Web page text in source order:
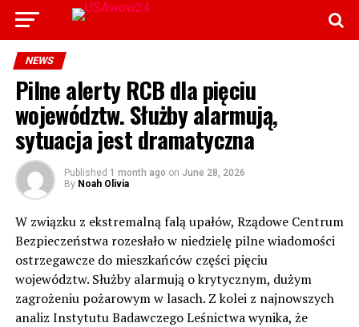
NEWS
Pilne alerty RCB dla pięciu
województw. Służby alarmują,
sytuacja jest dramatyczna
Published 1 month ago on June 28, 2026
By Noah Olivia
W związku z ekstremalną falą upałów, Rządowe Centrum
Bezpieczeństwa rozesłało w niedzielę pilne wiadomości
ostrzegawcze do mieszkańców części pięciu
województw. Służby alarmują o krytycznym, dużym
zagrożeniu pożarowym w lasach. Z kolei z najnowszych
analiz Instytutu Badawczego Leśnictwa wynika, że